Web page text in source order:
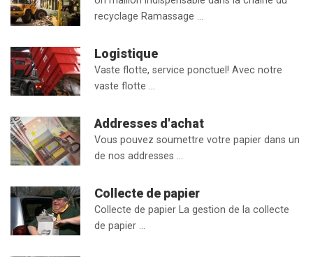
recyclage Ramassage …
Logistique
Vaste flotte, service ponctuel! Avec notre
vaste flotte …
Addresses d'achat
Vous pouvez soumettre votre papier dans un
de nos addresses …
Collecte de papier
Collecte de papier La gestion de la collecte
de papier …